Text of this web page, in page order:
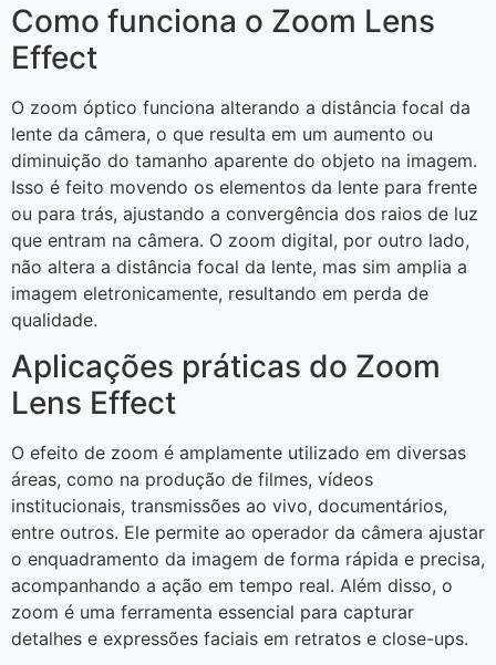
Como funciona o Zoom Lens
Effect
O zoom óptico funciona alterando a distância focal da
lente da câmera, o que resulta em um aumento ou
diminuição do tamanho aparente do objeto na imagem.
Isso é feito movendo os elementos da lente para frente
ou para trás, ajustando a convergência dos raios de luz
que entram na câmera. O zoom digital, por outro lado,
não altera a distância focal da lente, mas sim amplia a
imagem eletronicamente, resultando em perda de
qualidade.
Aplicações práticas do Zoom
Lens Effect
O efeito de zoom é amplamente utilizado em diversas
áreas, como na produção de filmes, vídeos
institucionais, transmissões ao vivo, documentários,
entre outros. Ele permite ao operador da câmera ajustar
o enquadramento da imagem de forma rápida e precisa,
acompanhando a ação em tempo real. Além disso, o
zoom é uma ferramenta essencial para capturar
detalhes e expressões faciais em retratos e close-ups.